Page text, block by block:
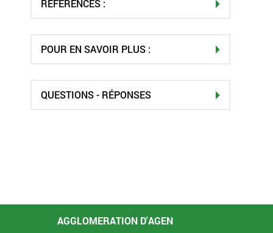
RÉFÉRENCES :
POUR EN SAVOIR PLUS :
QUESTIONS - RÉPONSES
AGGLOMERATION D'AGEN